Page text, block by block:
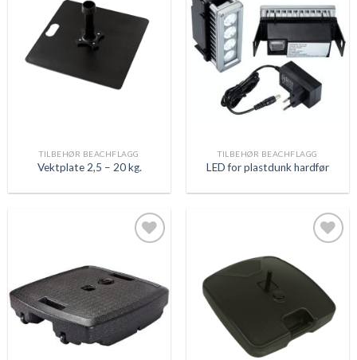
ønskeliste
TILBEHØR BEACHFLAGG
Vektplate 2,5 – 20 kg.
Legg
til
ønskeliste
TILBEHØR BEACHFLAGG
LED for plastdunk hardfør
til
ønskeliste
til
ønskeliste